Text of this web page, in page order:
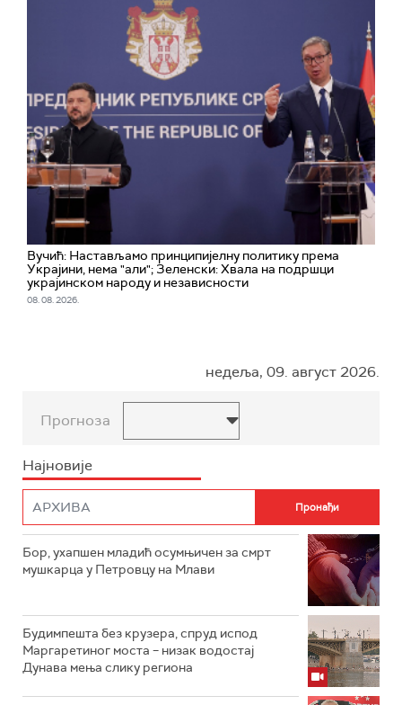
Вучић: Настављамо принципијелну политику према
Украјини, нема "али"; Зеленски: Хвала на подршци
украјинском народу и независности
08. 08. 2026.
недеља, 09. август 2026.
Прогноза
Најновије
Бор, ухапшен младић осумњичен за смрт
мушкарца у Петровцу на Млави
Будимпешта без крузера, спруд испод
Маргаретиног моста – низак водостај
Дунава мења слику региона